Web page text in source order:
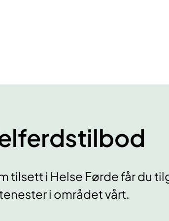
tilsett i Helse Førde får du
i området vårt.